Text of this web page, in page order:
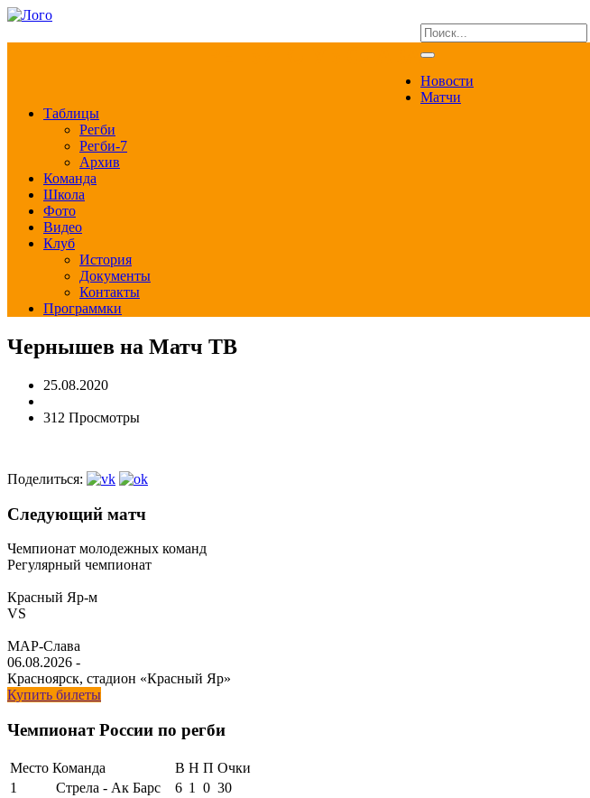
Новости
Матчи
Таблицы
Регби
Регби-7
Архив
Команда
Школа
Фото
Видео
Клуб
История
Документы
Контакты
Программки
Чернышев на Матч ТВ
25.08.2020
312 Просмотры
Поделиться:
Следующий матч
Чемпионат молодежных команд
Регулярный чемпионат
Красный Яр-м
VS
МАР-Слава
06.08.2026 -
Красноярск, стадион «Красный Яр»
Купить билеты
Чемпионат России по регби
Место Команда В Н П Очки
1
Стрела - Ак Барс 6 1 0 30